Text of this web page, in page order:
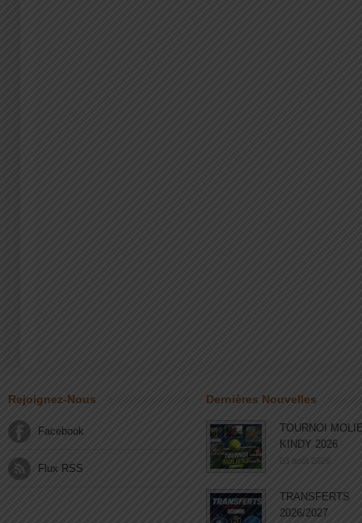
Rejoignez-Nous
Facebook
Flux RSS
Dernières Nouvelles
TOURNOI
KINDY 2026
03 août 2026
TRANSFERTS
2026/2027